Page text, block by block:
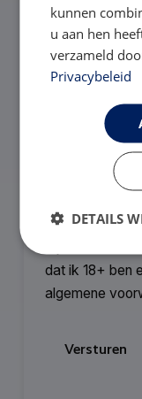
Achternaam
E-mailadres
*
dat ik 18+ ben
algemene
kunnen
u aan hen
verzameld
Privacybeleid
DETAILS